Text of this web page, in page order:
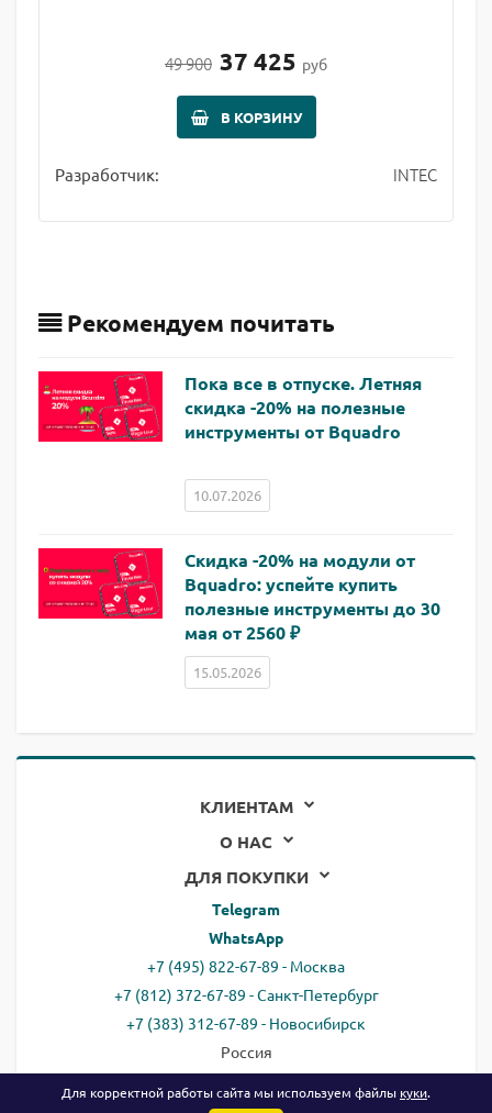
49 900 37 425 руб
В КОРЗИНУ
Разработчик: INTEC
Рекомендуем почитать
Пока все в отпуске. Летняя
скидка -20% на полезные
инструменты от Bquadro
10.07.2026
Скидка -20% на модули от
Bquadro: успейте купить
полезные инструменты до 30
мая от 2560 ₽
15.05.2026
КЛИЕНТАМ
О НАС
ДЛЯ ПОКУПКИ
Telegram
WhatsApp
+7 (495) 822-67-89 - Москва
+7 (812) 372-67-89 - Санкт-Петербург
+7 (383) 312-67-89 - Новосибирск
Россия
Для корректной работы сайта мы используем файлы куки.